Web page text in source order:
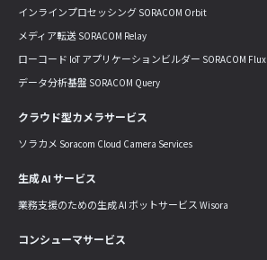
インラインプロセッシング SORACOM Orbit
メディア転送 SORACOM Relay
ローコード IoT アプリケーションビルダー SORACOM Flux
データ分析基盤 SORACOM Query
クラウド型カメラサービス
ソラカメ Soracom Cloud Camera Services
生成 AI サービス
業務支援のための生成 AI ボットサービス Wisora
コンシューマサービス